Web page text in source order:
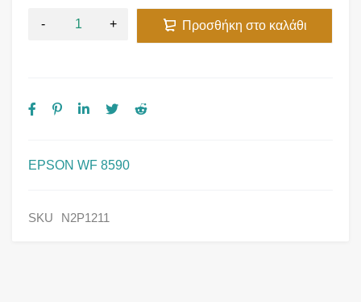
EPSON WF 8590
Προσθήκη στο καλάθι
SKU N2P1211